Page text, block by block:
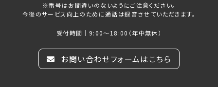
※番号はお間違いのないようにご注意ください。
今後のサービス向上のために通話は録音させていただきます。
受付時間｜9:00～18:00（年中無休）
お問い合わせフォームはこちら